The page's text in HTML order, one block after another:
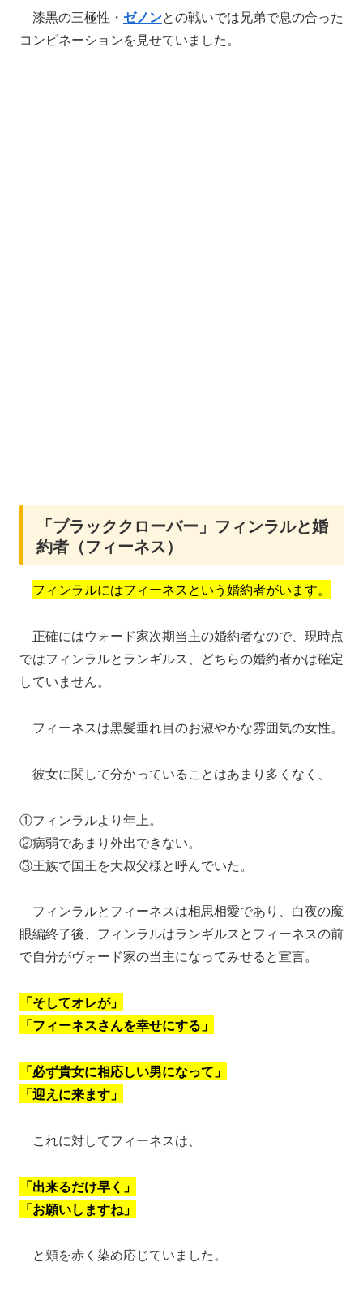
漆黒の三極性・ ゼノンとの戦いでは兄弟で息の合った
コンビネーションを見せていました。
「ブラッククローバー」フィンラルと婚
約者（フィーネス）
フィンラルにはフィーネスという婚約者がいます。
正確にはウォード家次期当主の婚約者なので、現時点
ではフィンラルとランギルス、どちらの婚約者かは確定
していません。
フィーネスは黒髪垂れ目のお淑やかな雰囲気の女性。
彼女に関して分かっていることはあまり多くなく、
①フィンラルより年上。
②病弱であまり外出できない。
③王族で国王を大叔父様と呼んでいた。
フィンラルとフィーネスは相思相愛であり、白夜の魔
眼編終了後、フィンラルはランギルスとフィーネスの前
で自分がヴォード家の当主になってみせると宣言。
「そしてオレが」
「フィーネスさんを幸せにする」
「必ず貴女に相応しい男になって」
「迎えに来ます」
これに対してフィーネスは、
「出来るだけ早く」
「お願いしますね」
と頬を赤く染め応じていました。